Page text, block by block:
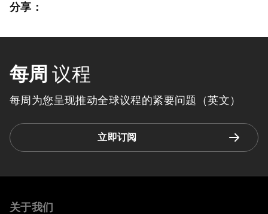
分享：
每周 议程
每周为您呈现推动全球议程的紧要问题（英文）
立即订阅
关于我们